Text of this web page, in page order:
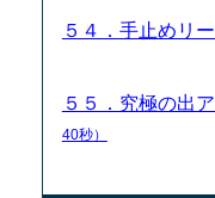
５４．手止めリ
５５．究極の出
40秒）